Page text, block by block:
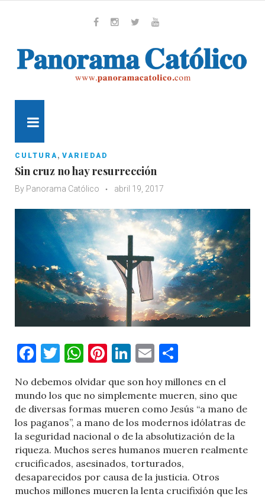
CULTURA, VARIEDAD
Sin cruz no hay resurrección
By Panorama Católico abril 19, 2017
Facebook
Twitter
WhatsApp
Pinterest
LinkedIn
Email
No debemos olvidar que son hoy millones en el
mundo los que no simplemente mueren, sino que
de diversas formas mueren como Jesús “a mano de
los paganos”, a mano de los modernos idólatras de
la seguridad nacional o de la absolutización de la
riqueza. Muchos seres humanos mueren realmente
crucificados, asesinados, torturados,
desaparecidos por causa de la justicia. Otros
muchos millones mueren la lenta crucifixión que les